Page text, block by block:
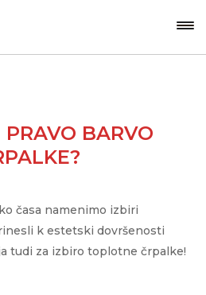
BARVO
časa namenimo izbiri
k estetski dovršenosti
tudi za izbiro toplotne črpalke!